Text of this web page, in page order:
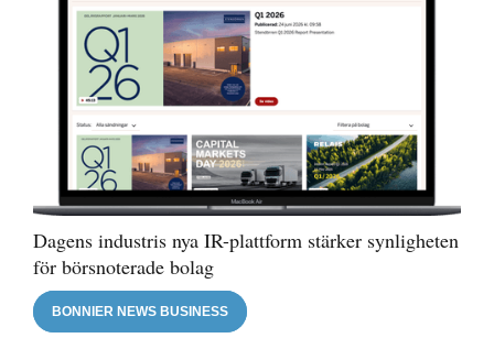
Dagens industris nya IR-plattform stärker synligheten
för börsnoterade bolag
BONNIER NEWS BUSINESS